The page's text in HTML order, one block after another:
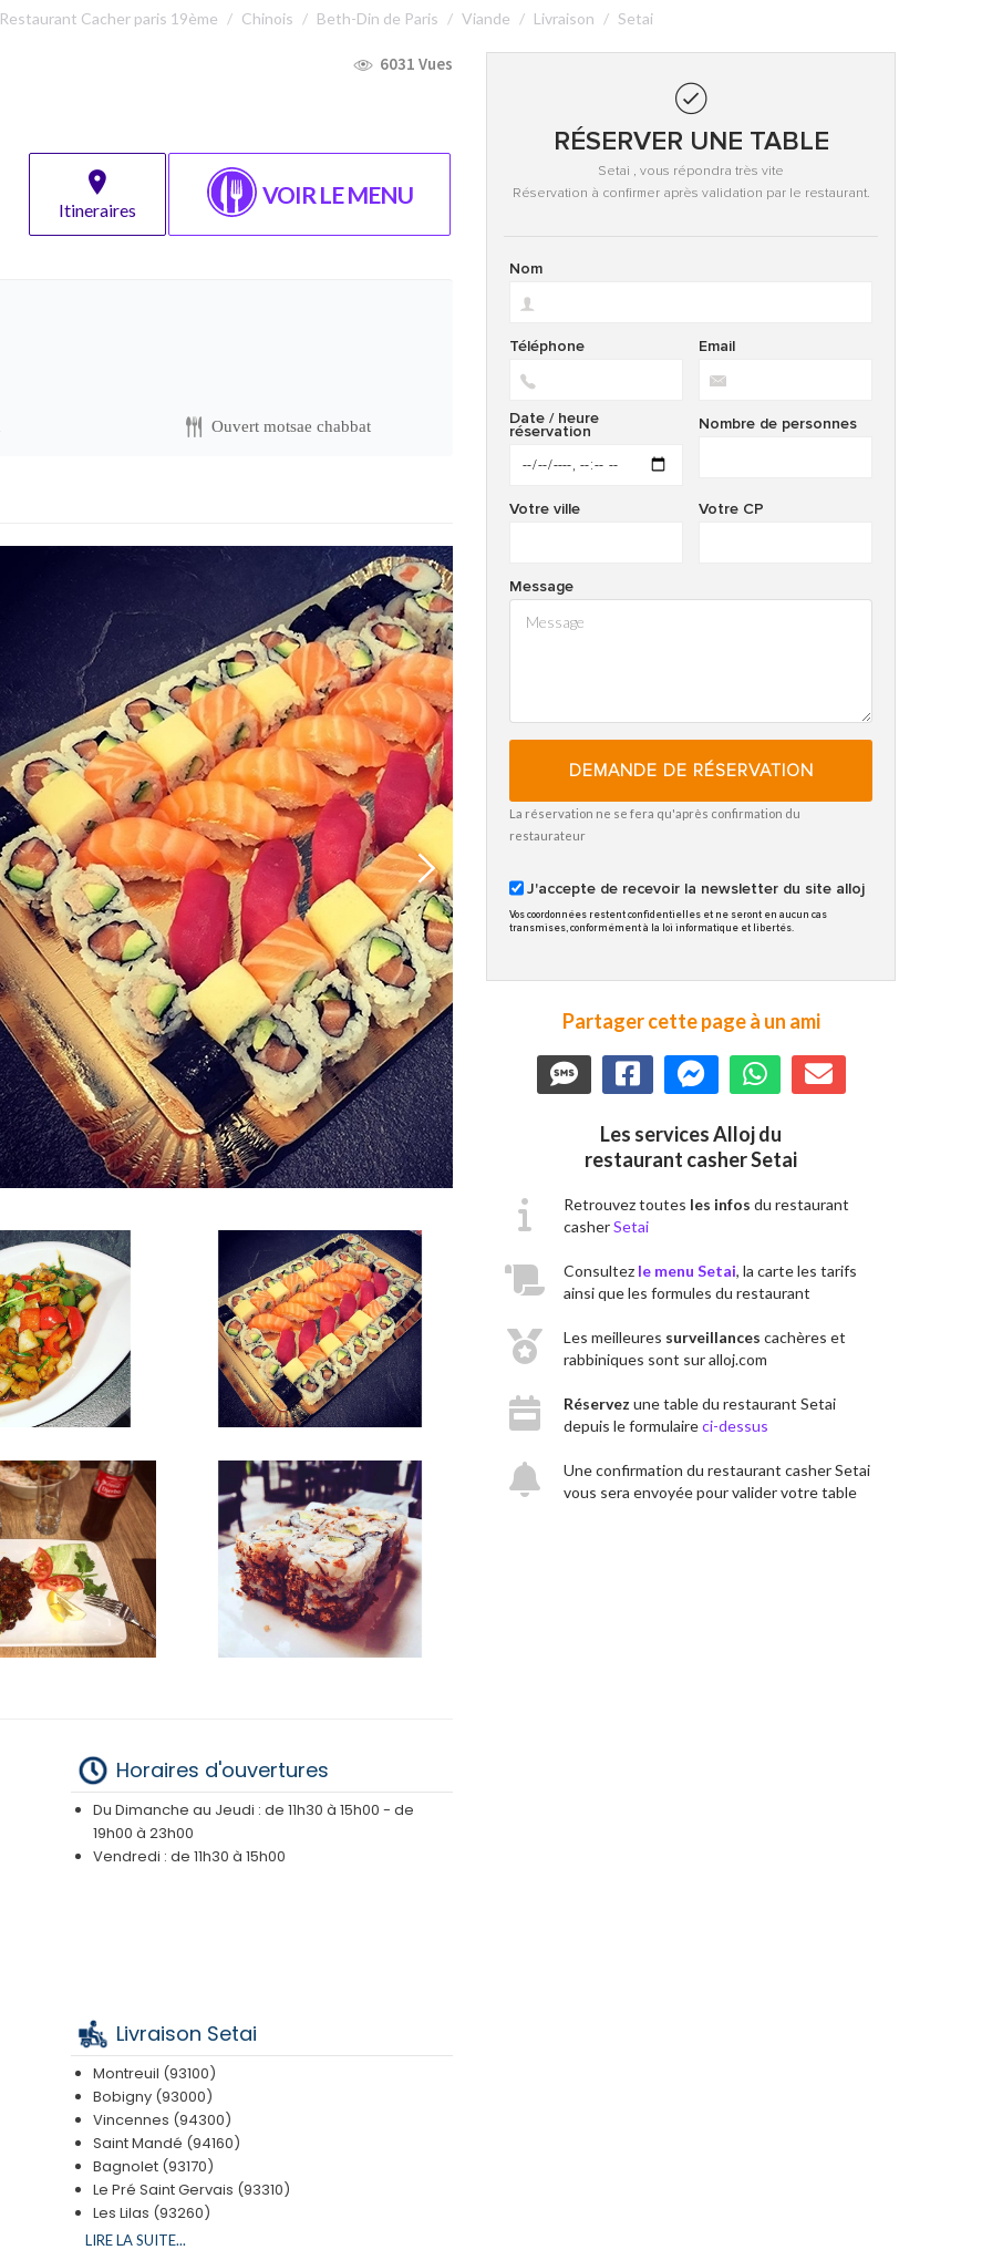
Restaurant Cacher paris 19ème Chinois Beth-Din de Paris Viande Livraison Setai
6031 Vues
Itineraires
VOIR LE MENU
Ouvert motsae chabbat
Horaires d'ouvertures
Du Dimanche au Jeudi : de 11h30 à 15h00 - de
19h00 à 23h00
Vendredi : de 11h30 à 15h00
Livraison Setai
Montreuil (93100)
Bobigny (93000)
Vincennes (94300)
Saint Mandé (94160)
Bagnolet (93170)
Le Pré Saint Gervais (93310)
Les Lilas (93260)
Romainville (93230)
LIRE LA SUITE...
RÉSERVER UNE TABLE
Setai , vous répondra très vite
Réservation à confirmer après validation par le restaurant.
Nom
Email
Téléphone
Nombre de personnes
Date / heure
réservation
Votre CP
Votre ville
Message
DEMANDE DE RÉSERVATION
La réservation ne se fera qu'après confirmation du
restaurateur
J'accepte de recevoir la newsletter du site alloj
Vos coordonnées restent confidentielles et ne seront en aucun cas
transmises, conformément à la loi informatique et libertés.
Partager cette page à un ami
Les services Alloj du
restaurant casher Setai
Retrouvez toutes les infos du restaurant
casherSetai
Consultez le menu Setai, la carte les tarifs
ainsi que les formules du restaurant
Les meilleures surveillances cachères et
rabbiniques sont sur alloj.com
Réservez une table du restaurant Setai
depuis le formulaireci-dessus
Une confirmation du restaurant casher Setai
vous sera envoyée pour valider votre table